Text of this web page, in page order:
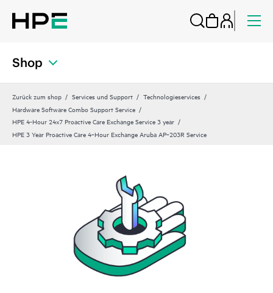
Shop
Zurück zum shop Services und Support
Technologieservices
Hardware Software Combo Support Service
HPE 4-Hour 24x7 Proactive Care Exchange Service 3 year
HPE 3 Year Proactive Care 4‑Hour Exchange Aruba AP‑203R Service